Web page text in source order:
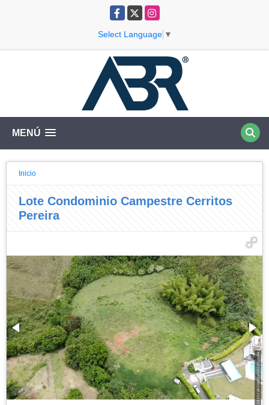
Facebook
X Instagram
Select Language ▼
MENÚ
Inicio
Lote Condominio Campestre Cerritos
Pereira